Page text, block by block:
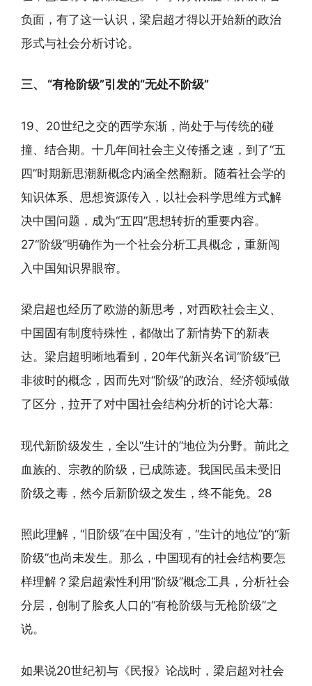
负面，有了这一认识，梁启超才得以开始新的政治
形式与社会分析讨论。
三、 “有枪阶级”引发的“无处不阶级”
19、20世纪之交的西学东渐，尚处于与传统的碰
撞、结合期。十几年间社会主义传播之速，到了“五
四”时期新思潮新概念内涵全然翻新。随着社会学的
知识体系、思想资源传入，以社会科学思维方式解
决中国问题，成为“五四”思想转折的重要内容。
27“阶级”明确作为一个社会分析工具概念，重新闯
入中国知识界眼帘。
梁启超也经历了欧游的新思考，对西欧社会主义、
中国固有制度特殊性，都做出了新情势下的新表
达。梁启超明晰地看到，20年代新兴名词“阶级”已
非彼时的概念，因而先对“阶级”的政治、经济领域做
了区分，拉开了对中国社会结构分析的讨论大幕:
现代新阶级发生，全以“生计的”地位为分野。前此之
血族的、宗教的阶级，已成陈迹。我国民虽未受旧
阶级之毒，然今后新阶级之发生，终不能免。28
照此理解，“旧阶级”在中国没有，“生计的地位”的“新
阶级”也尚未发生。那么，中国现有的社会结构要怎
样理解？梁启超索性利用“阶级”概念工具，分析社会
分层，创制了脍炙人口的“有枪阶级与无枪阶级”之
说。
如果说20世纪初与《民报》论战时，梁启超对社会